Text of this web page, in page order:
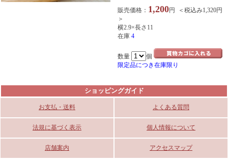
販売価格： 1,200円 ＜税込み1,320円
＞
横2.9×長さ11
在庫 4
数量
個
限定品につき在庫限り
ショッピングガイド
お支払・送料 よくある質問
法規に基づく表示 個人情報について
店舗案内 アクセスマップ